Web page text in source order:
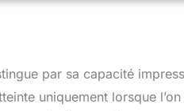
par sa capacité
uniquement lorsque